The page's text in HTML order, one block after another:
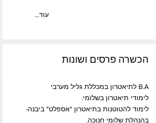
...עוד
הכשרה פרסים ושונות
B.A לתיאטרון במכללת גליל מערבי
לימודי תיאטרון בשלומי.
לימוד להטוטנות בתיאטרון "אספלט" ביבנה-
בהנהלת שלומי חנוכה.